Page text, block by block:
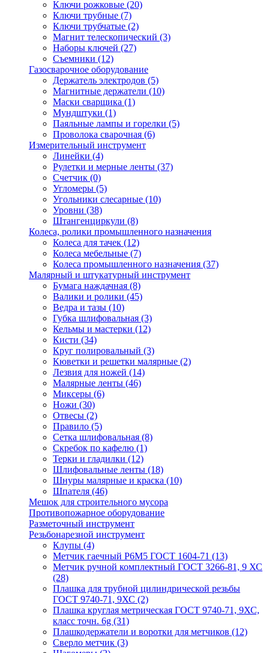
Ключи рожковые (20)
Ключи трубные (7)
Ключи трубчатые (2)
Магнит телескопический (3)
Наборы ключей (27)
Съемники (12)
Газосварочное оборудование
Держатель электродов (5)
Магнитные держатели (10)
Маски сварщика (1)
Мундштуки (1)
Паяльные лампы и горелки (5)
Проволока сварочная (6)
Измерительный инструмент
Линейки (4)
Рулетки и мерные ленты (37)
Счетчик (0)
Угломеры (5)
Угольники слесарные (10)
Уровни (38)
Штангенциркули (8)
Колеса, ролики промышленного назначения
Колеса для тачек (12)
Колеса мебельные (7)
Колеса промышленного назначения (37)
Малярный и штукатурный инструмент
Бумага наждачная (8)
Валики и ролики (45)
Ведра и тазы (10)
Губка шлифовальная (3)
Кельмы и мастерки (12)
Кисти (34)
Круг полировальный (3)
Кюветки и решетки малярные (2)
Лезвия для ножей (14)
Малярные ленты (46)
Миксеры (6)
Ножи (30)
Отвесы (2)
Правило (5)
Сетка шлифовальная (8)
Скребок по кафелю (1)
Терки и гладилки (12)
Шлифовальные ленты (18)
Шнуры малярные и краска (10)
Шпателя (46)
Мешок для строительного мусора
Противопожарное оборудование
Разметочный инструмент
Резьбонарезной инструмент
Клупы (4)
Метчик гаечный Р6М5 ГОСТ 1604-71 (13)
Метчик ручной комплектный ГОСТ 3266-81, 9 ХС
(28)
Плашка для трубной цилиндрической резьбы
ГОСТ 9740-71, 9ХС (2)
Плашка круглая метрическая ГОСТ 9740-71, 9ХС,
класс точн. 6g (31)
Плашкодержатели и воротки для метчиков (12)
Сверло метчик (3)